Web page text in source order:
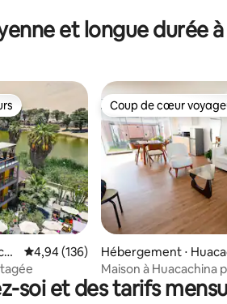
et longue durée
: 4,61 sur 5
les plus appréciés
Évaluation moyenne sur la base de
4,94 (136)
Coup de cœur
Coup de cœur
Hébergement ⋅
Maison à Huacachina
l'oasis + piscine à
soi et des tarifs